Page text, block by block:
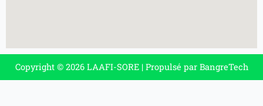
Copyright © 2026 LAAFI-SORE | Propulsé par BangreTech